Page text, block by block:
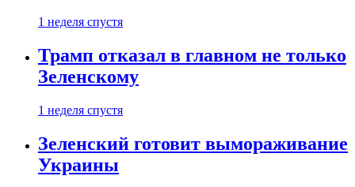
1 неделя спустя
Трамп отказал в главном не только
Зеленскому
1 неделя спустя
Зеленский готовит вымораживание
Украины